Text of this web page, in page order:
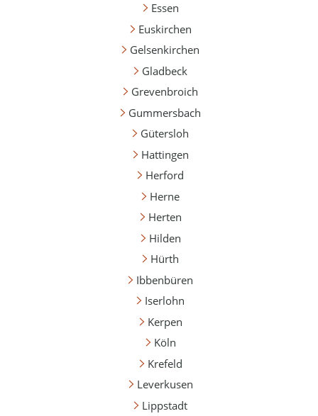
Essen
Euskirchen
Gelsenkirchen
Gladbeck
Grevenbroich
Gummersbach
Gütersloh
Hattingen
Herford
Herne
Herten
Hilden
Hürth
Ibbenbüren
Iserlohn
Kerpen
Köln
Krefeld
Leverkusen
Lippstadt